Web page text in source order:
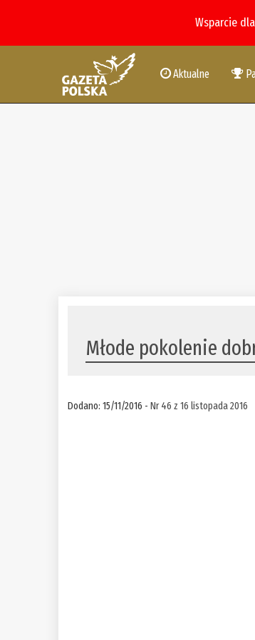
Wsparcie
Aktualne
Młode pokolenie
Dodano: 15/11/2016 -Nr 46 z 16 listopada 2016